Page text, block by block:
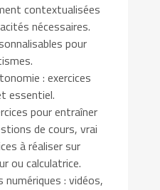
contextualisées
nécessaires.
pour
: exercices
essentiel.
pour entraîner
de cours, vrai
à réaliser sur
ou calculatrice.
: vidéos,